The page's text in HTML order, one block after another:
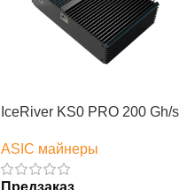
IceRiver KS0 PRO 200 Gh/s
ASIC майнеры
Предзаказ